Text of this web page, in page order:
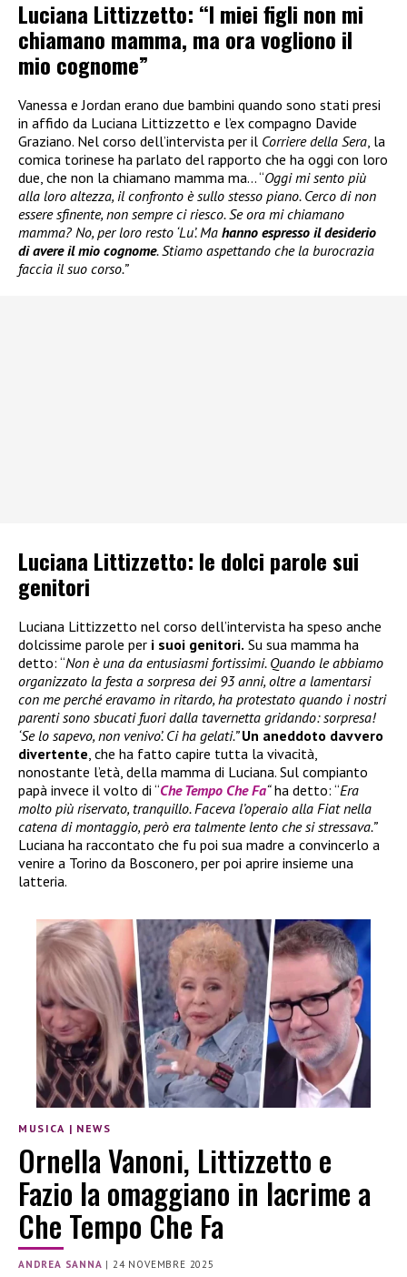
Luciana Littizzetto: “I miei figli non mi
chiamano mamma, ma ora vogliono il
mio cognome”
Vanessa e Jordan erano due bambini quando sono stati presi
in affido da Luciana Littizzetto e l’ex compagno Davide
Graziano. Nel corso dell’intervista per il Corriere della Sera, la
comica torinese ha parlato del rapporto che ha oggi con loro
due, che non la chiamano mamma ma… “Oggi mi sento più
alla loro altezza, il confronto è sullo stesso piano. Cerco di non
essere sfinente, non sempre ci riesco. Se ora mi chiamano
mamma? No, per loro resto ‘Lu’. Ma hanno espresso il desiderio
di avere il mio cognome. Stiamo aspettando che la burocrazia
faccia il suo corso.”
Luciana Littizzetto: le dolci parole sui
genitori
Luciana Littizzetto nel corso dell’intervista ha speso anche
dolcissime parole per i suoi genitori. Su sua mamma ha
detto: “Non è una da entusiasmi fortissimi. Quando le abbiamo
organizzato la festa a sorpresa dei 93 anni, oltre a lamentarsi
con me perché eravamo in ritardo, ha protestato quando i nostri
parenti sono sbucati fuori dalla tavernetta gridando: sorpresa!
‘Se lo sapevo, non venivo’. Ci ha gelati.”Un aneddoto davvero
divertente , che ha fatto capire tutta la vivacità,
nonostante l’età, della mamma di Luciana. Sul compianto
papà invece il volto di “Che Tempo Che Fa“ha detto: “Era
molto più riservato, tranquillo. Faceva l’operaio alla Fiat nella
catena di montaggio, però era talmente lento che si stressava.”
Luciana ha raccontato che fu poi sua madre a convincerlo a
venire a Torino da Bosconero, per poi aprire insieme una
latteria.
MUSICA | NEWS
Ornella Vanoni, Littizzetto e
Fazio la omaggiano in lacrime a
Che Tempo Che Fa
ANDREA SANNA |24 NOVEMBRE 2025